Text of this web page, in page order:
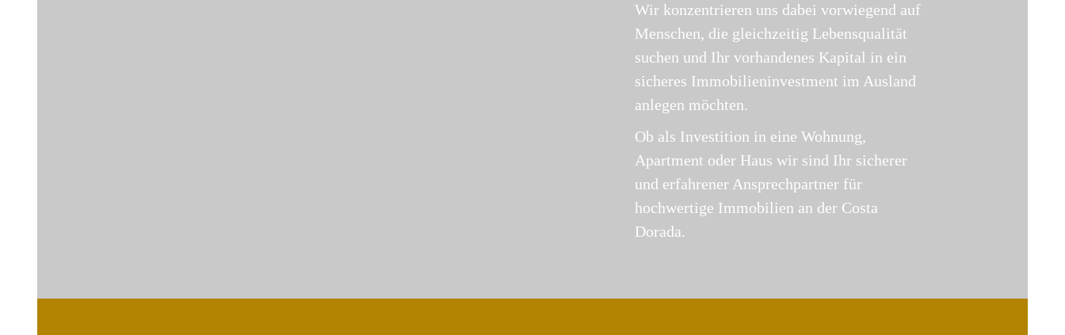
Wir konzentrieren uns dabei vorwiegend auf
Menschen, die gleichzeitig Lebensqualität
suchen und Ihr vorhandenes Kapital in ein
sicheres Immobilieninvestment im Ausland
anlegen möchten.
Ob als Investition in eine Wohnung,
Apartment oder Haus wir sind Ihr sicherer
und erfahrener Ansprechpartner für
hochwertige Immobilien an der Costa
Dorada.